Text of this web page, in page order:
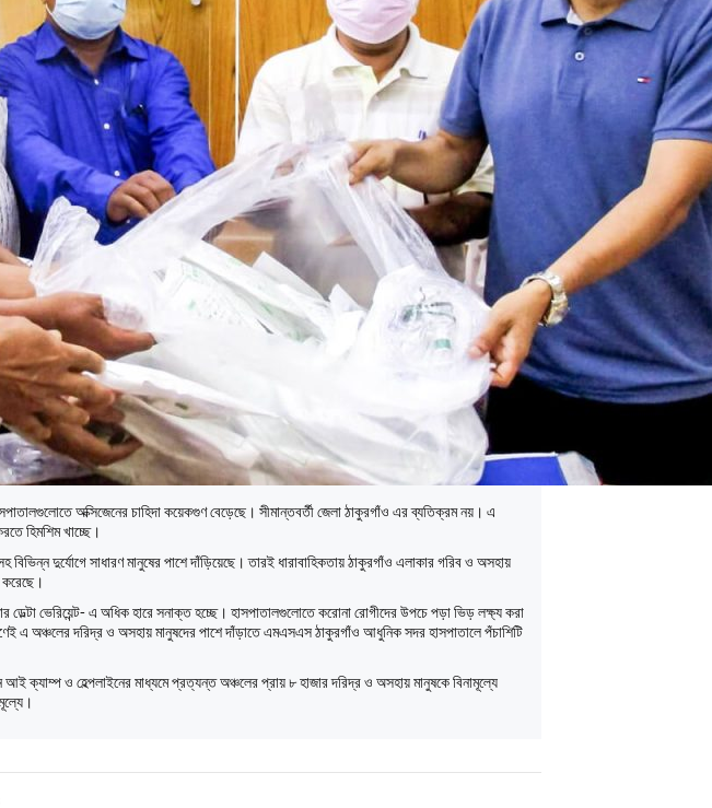
অক্সিজেনের চাহিদা কয়েকগুণ বেড়েছে। সীমান্তবর্তী জেলা ঠাকুরগাঁও এর ব্যতিক্রম নয়। এ
হিমশিম খাচ্ছে।
দুর্যোগে সাধারণ মানুষের পাশে দাঁড়িয়েছে। তারই ধারাবাহিকতায় ঠাকুরগাঁও এলাকার গরিব ও অসহায়
করেছে।
ডেল্টা ভেরিয়েন্ট- এ অধিক হারে সনাক্ত হচ্ছে। হাসপাতালগুলোতে করোনা রোগীদের উপচে পড়া ভিড় লক্ষ্য করা
এ অঞ্চলের দরিদ্র ও অসহায় মানুষদের পাশে দাঁড়াতে এমএসএস ঠাকুরগাঁও আধুনিক সদর হাসপাতালে পঁচাশিটি
ক্যাম্প ও হেল্পলাইনের মাধ্যমে প্রত্যন্ত অঞ্চলের প্রায় ৮ হাজার দরিদ্র ও অসহায় মানুষকে বিনামূল্যে